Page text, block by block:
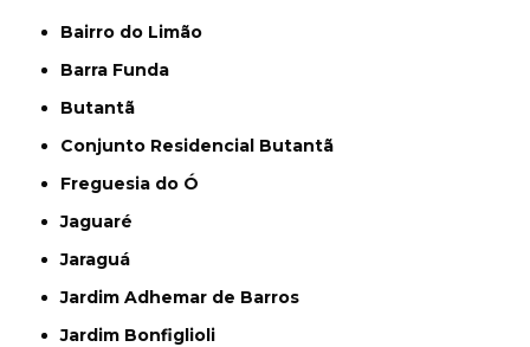
Bairro do Limão
Barra Funda
Butantã
Conjunto Residencial Butantã
Freguesia do Ó
Jaguaré
Jaraguá
Jardim Adhemar de Barros
Jardim Bonfiglioli